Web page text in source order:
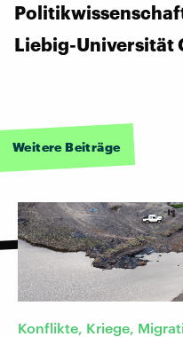
Liebig-Universität
Weitere Beiträge
Konflikte, Kriege,